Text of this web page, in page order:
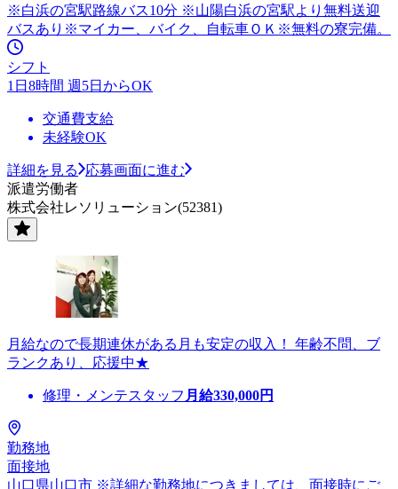
※白浜の宮駅路線バス10分 ※山陽白浜の宮駅より無料送迎
バスあり※マイカー、バイク、自転車ＯＫ※無料の寮完備。
シフト
1日8時間 週5日からOK
交通費支給
未経験OK
詳細を見る
応募画面に進む
派遣労働者
株式会社レソリューション(52381)
月給なので長期連休がある月も安定の収入！ 年齢不問、ブ
ランクあり、応援中★
修理・メンテスタッフ 月給330,000円
勤務地
面接地
山口県山口市 ※詳細な勤務地につきましては、面接時にご